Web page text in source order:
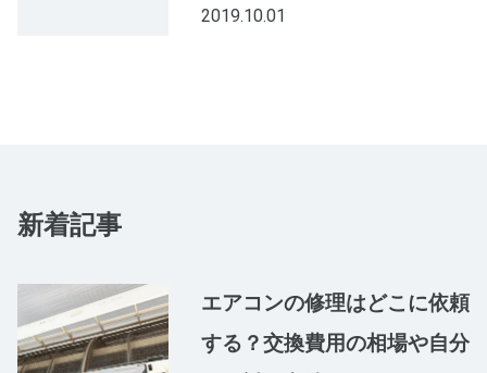
2019.10.01
新着記事
エアコンの修理はどこに依頼
する？交換費用の相場や自分